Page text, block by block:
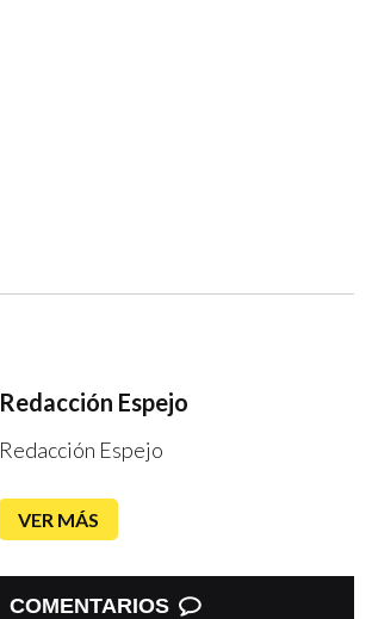
Redacción Espejo
Redacción Espejo
VER MÁS
COMENTARIOS